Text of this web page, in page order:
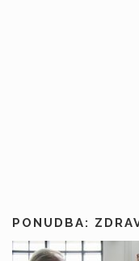
PONUDBA: